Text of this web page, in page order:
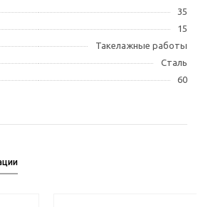
35
15
Такелажные работы
Сталь
60